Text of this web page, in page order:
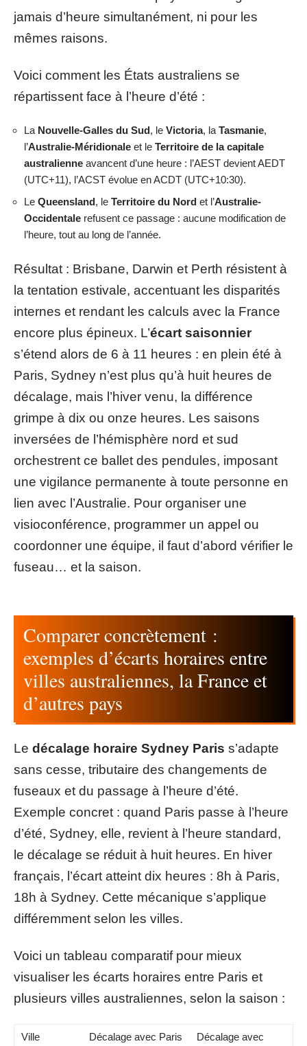
jamais d’heure simultanément, ni pour les
mêmes raisons.
Voici comment les États australiens se
répartissent face à l’heure d’été :
La Nouvelle-Galles du Sud, le Victoria, la Tasmanie,
l’Australie-Méridionale et le Territoire de la capitale
australienne avancent d’une heure : l’AEST devient AEDT
(UTC+11), l’ACST évolue en ACDT (UTC+10:30).
Le Queensland, le Territoire du Nord et l’Australie-
Occidentale refusent ce passage : aucune modification de
l’heure, tout au long de l’année.
Résultat : Brisbane, Darwin et Perth résistent à
la tentation estivale, accentuant les disparités
internes et rendant les calculs avec la France
encore plus épineux. L’écart saisonnier
s’étend alors de 6 à 11 heures : en plein été à
Paris, Sydney n’est plus qu’à huit heures de
décalage, mais l’hiver venu, la différence
grimpe à dix ou onze heures. Les saisons
inversées de l’hémisphère nord et sud
orchestrent ce ballet des pendules, imposant
une vigilance permanente à toute personne en
lien avec l’Australie. Pour organiser une
visioconférence, programmer un appel ou
coordonner une équipe, il faut d’abord vérifier le
fuseau… et la saison.
Comparer concrètement :
exemples d’écarts horaires entre
villes australiennes, la France et
d’autres pays
Le décalage horaire Sydney Paris s’adapte
sans cesse, tributaire des changements de
fuseaux et du passage à l’heure d’été.
Exemple concret : quand Paris passe à l’heure
d’été, Sydney, elle, revient à l’heure standard,
le décalage se réduit à huit heures. En hiver
français, l’écart atteint dix heures : 8h à Paris,
18h à Sydney. Cette mécanique s’applique
différemment selon les villes.
Voici un tableau comparatif pour mieux
visualiser les écarts horaires entre Paris et
plusieurs villes australiennes, selon la saison :
Ville
Décalage avec Paris
Décalage avec